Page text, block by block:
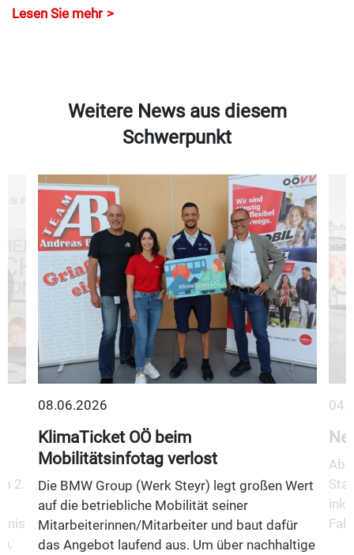
Lesen Sie mehr
Weitere News aus diesem
Schwerpunkt
2.
08.06.2026
KlimaTicket OÖ beim
Mobilitätsinfotag verlost
Die BMW Group (Werk Steyr) legt großen Wert
auf die betriebliche Mobilität seiner
Mitarbeiterinnen/Mitarbeiter und baut dafür
das Angebot laufend aus. Um über nachhaltige
Ab